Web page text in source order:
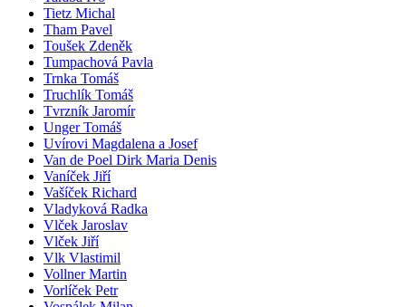
Tietz Michal
Tham Pavel
Toušek Zdeněk
Tumpachová Pavla
Trnka Tomáš
Truchlík Tomáš
Tvrzník Jaromír
Unger Tomáš
Uvírovi Magdalena a Josef
Van de Poel Dirk Maria Denis
Vaníček Jiří
Vašíček Richard
Vladyková Radka
Vlček Jaroslav
Vlček Jiří
Vlk Vlastimil
Vollner Martin
Vorlíček Petr